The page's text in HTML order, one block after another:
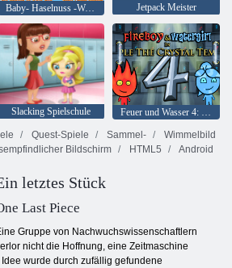
Baby- Haselnuss -Weihnachtsüberraschung Jetpack Meister
Slacking Spielschule
Feuer und Wasser 4: Kristalltempel
Quest-Spiele Sammel-
Wimmelbild
Bildschirm HTML5 Android
letztes Stück
Last Piece
Gruppe von Nachwuchswissenschaftlern
nicht die Hoffnung, eine Zeitmaschine
wurde durch zufällig gefundene